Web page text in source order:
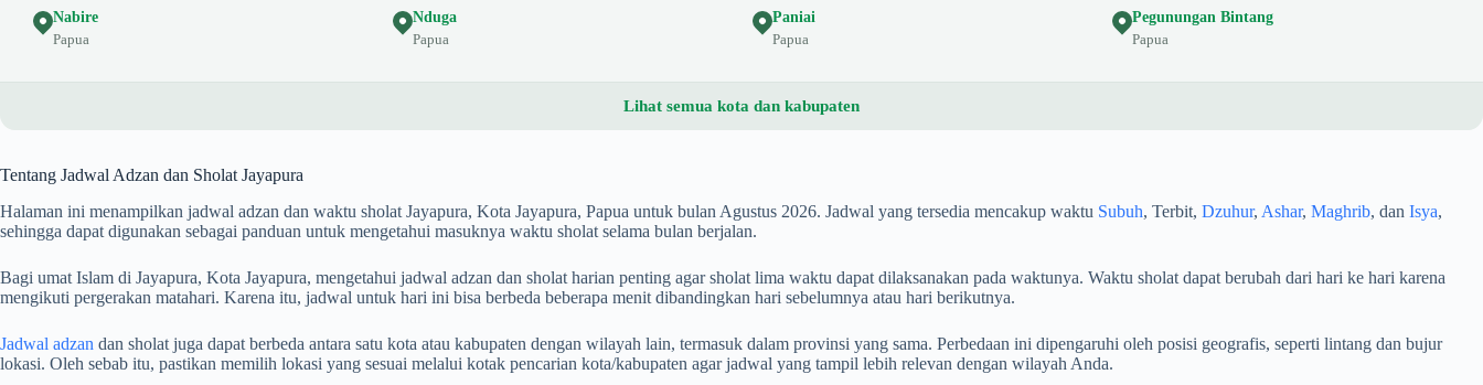
Nabire
Papua
Nduga
Papua
Paniai
Papua
Pegunungan Bintang
Papua
Lihat semua kota dan kabupaten
Tentang Jadwal Adzan dan Sholat Jayapura
Halaman ini menampilkan jadwal adzan dan waktu sholat Jayapura, Kota Jayapura, Papua untuk bulan Agustus 2026. Jadwal yang tersedia mencakup waktu Subuh, Terbit, Dzuhur, Ashar, Maghrib, dan Isya,
sehingga dapat digunakan sebagai panduan untuk mengetahui masuknya waktu sholat selama bulan berjalan.
Bagi umat Islam di Jayapura, Kota Jayapura, mengetahui jadwal adzan dan sholat harian penting agar sholat lima waktu dapat dilaksanakan pada waktunya. Waktu sholat dapat berubah dari hari ke hari karena
mengikuti pergerakan matahari. Karena itu, jadwal untuk hari ini bisa berbeda beberapa menit dibandingkan hari sebelumnya atau hari berikutnya.
Jadwal adzan dan sholat juga dapat berbeda antara satu kota atau kabupaten dengan wilayah lain, termasuk dalam provinsi yang sama. Perbedaan ini dipengaruhi oleh posisi geografis, seperti lintang dan bujur
lokasi. Oleh sebab itu, pastikan memilih lokasi yang sesuai melalui kotak pencarian kota/kabupaten agar jadwal yang tampil lebih relevan dengan wilayah Anda.